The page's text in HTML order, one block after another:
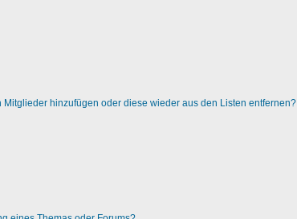
hinzufügen oder diese wieder aus den Listen entfernen?